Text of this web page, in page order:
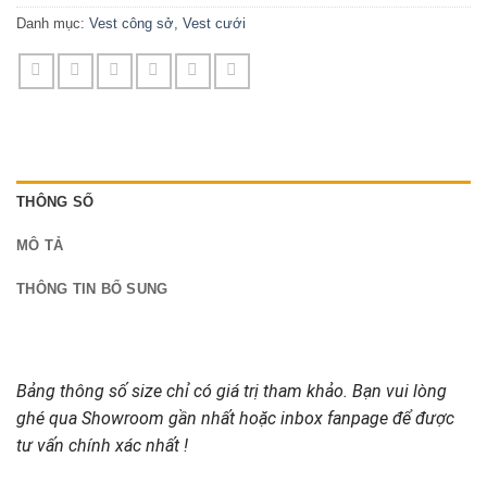
Danh mục: Vest công sở Vest cưới
THÔNG SỐ
MÔ TẢ
THÔNG TIN BỔ SUNG
Bảng thông số size chỉ có giá trị tham khảo. Bạn vui lòng
ghé qua Showroom gần nhất hoặc inbox fanpage để được
tư vấn chính xác nhất !